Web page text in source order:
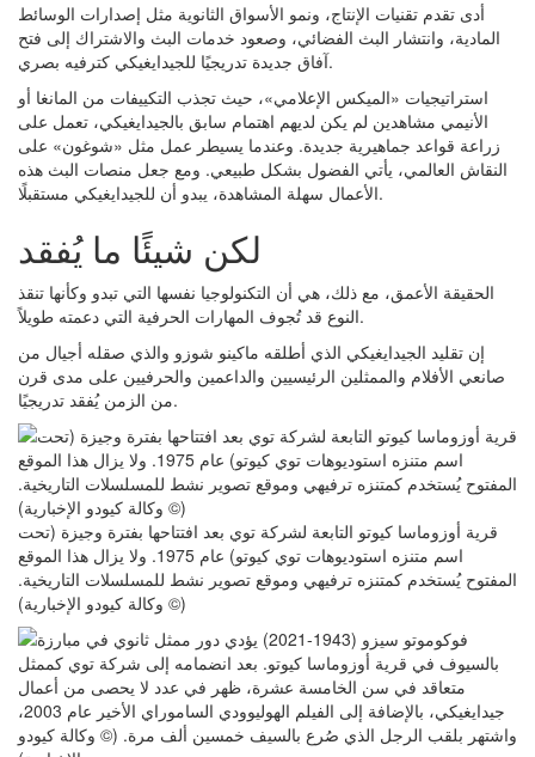
أدى تقدم تقنيات الإنتاج، ونمو الأسواق الثانوية مثل إصدارات الوسائط
المادية، وانتشار البث الفضائي، وصعود خدمات البث والاشتراك إلى فتح
آفاق جديدة تدريجيًا للجيدايغيكي كترفيه بصري.
استراتيجيات «الميكس الإعلامي»، حيث تجذب التكييفات من المانغا أو
الأنيمي مشاهدين لم يكن لديهم اهتمام سابق بالجيدايغيكي، تعمل على
زراعة قواعد جماهيرية جديدة. وعندما يسيطر عمل مثل «شوغون» على
النقاش العالمي، يأتي الفضول بشكل طبيعي. ومع جعل منصات البث هذه
الأعمال سهلة المشاهدة، يبدو أن للجيدايغيكي مستقبلًا.
لكن شيئًا ما يُفقد
الحقيقة الأعمق، مع ذلك، هي أن التكنولوجيا نفسها التي تبدو وكأنها تنقذ
النوع قد تُجوف المهارات الحرفية التي دعمته طويلاً.
إن تقليد الجيدايغيكي الذي أطلقه ماكينو شوزو والذي صقله أجيال من
صانعي الأفلام والممثلين الرئيسيين والداعمين والحرفيين على مدى قرن
من الزمن يُفقد تدريجيًا.
قرية أوزوماسا كيوتو التابعة لشركة توي بعد افتتاحها بفترة وجيزة (تحت
اسم متنزه استوديوهات توي كيوتو) عام 1975. ولا يزال هذا الموقع
المفتوح يُستخدم كمتنزه ترفيهي وموقع تصوير نشط للمسلسلات التاريخية.
(© وكالة كيودو الإخبارية)